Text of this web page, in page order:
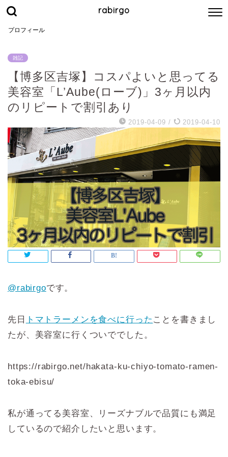
rabirgo
プロフィール
雑記
【博多区吉塚】コスパよいと思ってる
美容室「L’Aube(ローブ)」3ヶ月以内
のリピートで割引あり
2019-04-09 / 2019-04-10
@rabirgoです。
先日 トマトラーメンを食べに行った ことを書きまし
たが、美容室に行くついででした。
https://rabirgo.net/hakata-ku-chiyo-tomato-ramen-
toka-ebisu/
私が通ってる美容室、リーズナブルで品質にも満足
しているので紹介したいと思います。